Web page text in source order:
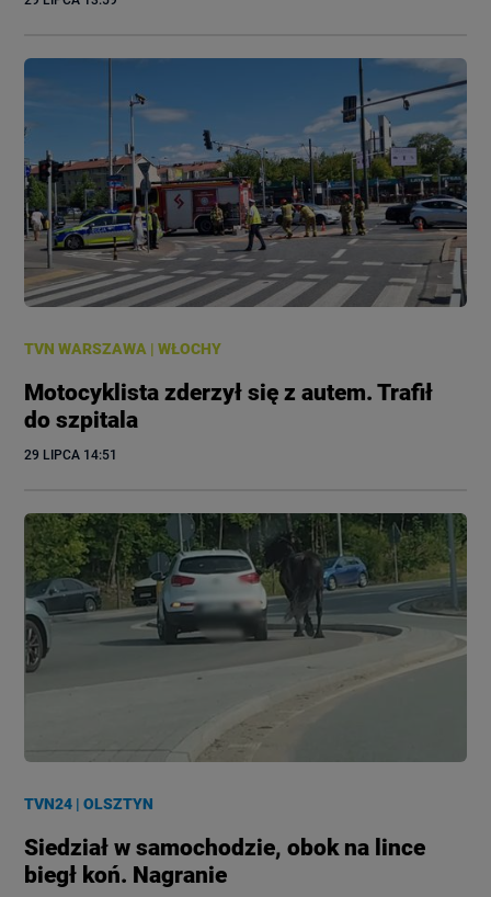
TVN WARSZAWA |WŁOCHY
Motocyklista zderzył się z autem. Trafił
do szpitala
29 LIPCA 14:51
TVN24 |OLSZTYN
Siedział w samochodzie, obok na lince
biegł koń. Nagranie